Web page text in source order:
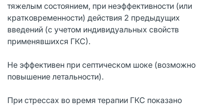
тяжелым состоянием, при неэффективности (или
кратковременности) действия 2 предыдущих
введений (с учетом индивидуальных свойств
применявшихся ГКС).
Не эффективен при септическом шоке (возможно
повышение летальности).
При стрессах во время терапии ГКС показано